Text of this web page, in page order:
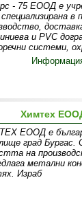
- 75 ЕООД е
в
и PVC
системи,
Химтех
ЕООД e
град Бургас.
на
метални
Израб